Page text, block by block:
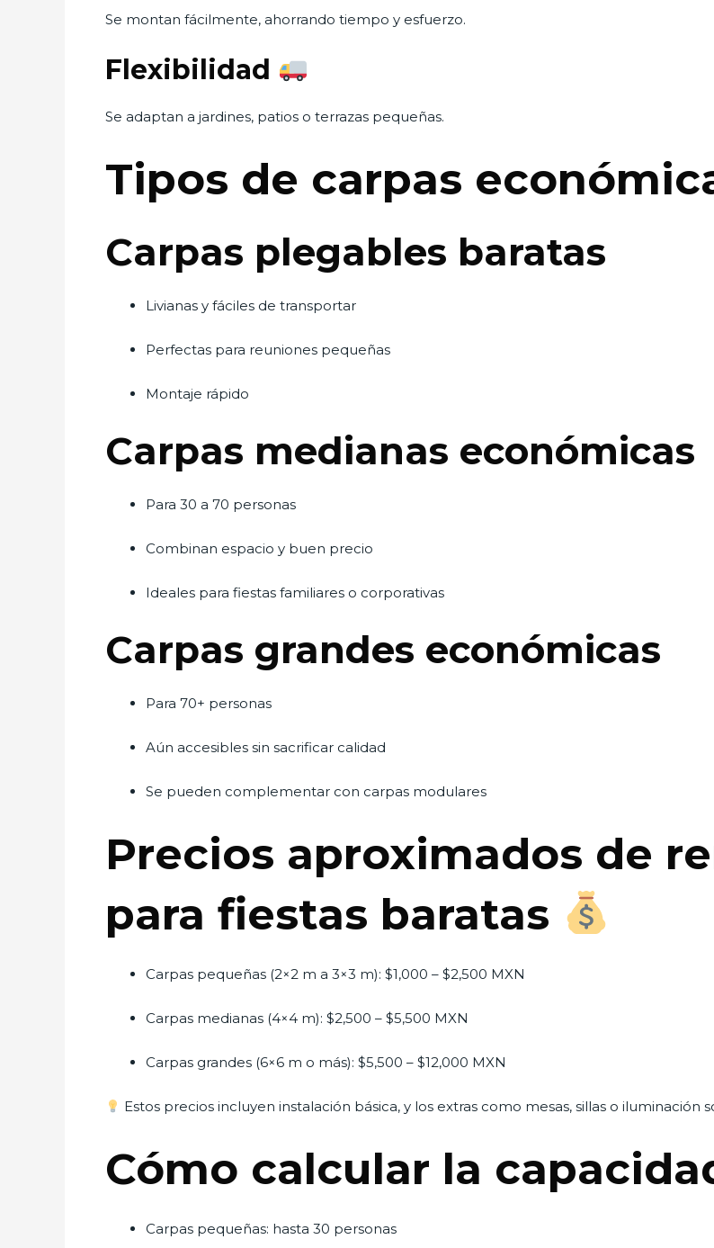
Se montan fácilmente, ahorrando tiempo y esfuerzo.
Flexibilidad
Se adaptan a jardines, patios o terrazas pequeñas.
Tipos de carpas
Carpas plegables baratas
Livianas y fáciles de transportar
Perfectas para reuniones pequeñas
Montaje rápido
Carpas medianas económicas
Para 30 a 70 personas
Combinan espacio y buen precio
Ideales para fiestas familiares o corporativas
Carpas grandes económicas
Para 70+ personas
Aún accesibles sin sacrificar calidad
Se pueden complementar con carpas modulares
Precios aproximados de
para fiestas baratas
Carpas pequeñas (2×2 m a 3×3 m): $1,000 – $2,500 MXN
Carpas medianas (4×4 m): $2,500 – $5,500 MXN
Carpas grandes (6×6 m o más): $5,500 – $12,000 MXN
Estos precios incluyen instalación básica, y los extras como mesas, sillas o iluminación
Cómo calcular la
Carpas pequeñas: hasta 30 personas